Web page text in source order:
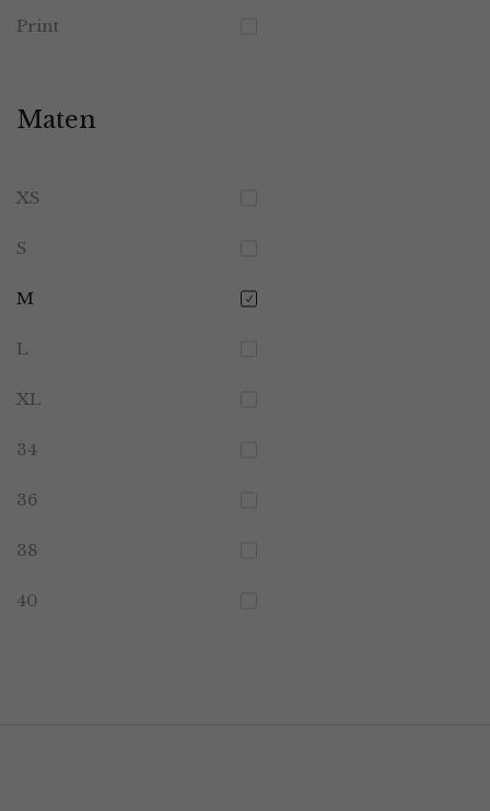
Print
Maten
XS
S
M
L
XL
34
36
38
40